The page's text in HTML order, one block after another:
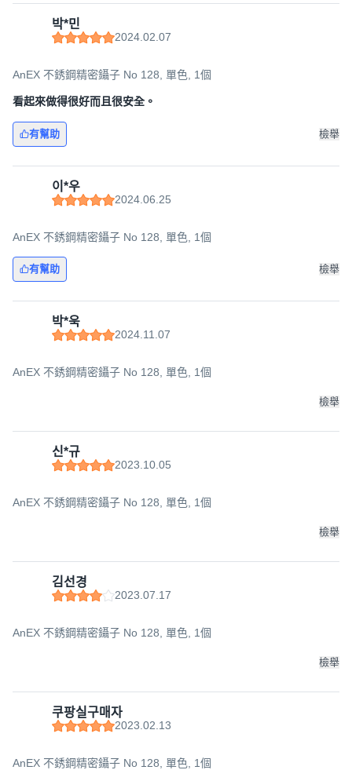
박*민
2024.02.07
AnEX 不銹鋼精密鑷子 No 128, 單色, 1個
看起來做得很好而且很安全。
有幫助 檢舉
이*우
2024.06.25
AnEX 不銹鋼精密鑷子 No 128, 單色, 1個
有幫助 檢舉
박*욱
2024.11.07
AnEX 不銹鋼精密鑷子 No 128, 單色, 1個
檢舉
신*규
2023.10.05
AnEX 不銹鋼精密鑷子 No 128, 單色, 1個
檢舉
김선경
2023.07.17
AnEX 不銹鋼精密鑷子 No 128, 單色, 1個
檢舉
쿠팡실구매자
2023.02.13
AnEX 不銹鋼精密鑷子 No 128, 單色, 1個